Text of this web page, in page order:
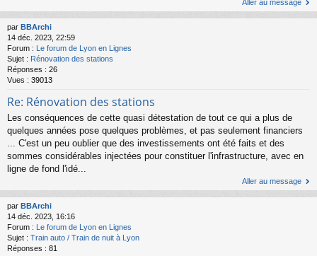
Aller au message
par BBArchi
14 déc. 2023, 22:59
Forum : Le forum de Lyon en Lignes
Sujet : Rénovation des stations
Réponses : 26
Vues : 39013
Re: Rénovation des stations
Les conséquences de cette quasi détestation de tout ce qui a plus de
quelques années pose quelques problèmes, et pas seulement financiers
... C'est un peu oublier que des investissements ont été faits et des
sommes considérables injectées pour constituer l'infrastructure, avec en
ligne de fond l'idé...
Aller au message
par BBArchi
14 déc. 2023, 16:16
Forum :
Le forum de Lyon en Lignes
Sujet : Train auto / Train de nuit à Lyon
Réponses : 81